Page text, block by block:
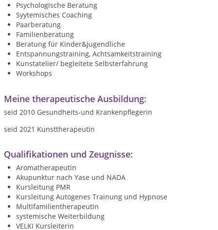
Psychologische Beratung
Syytemisches Coaching
Paarberatung
Familienberatung
Beratung für Kinder&Jugendliche
Entspannungstraining, Achtsamkeitstraining
Kunstatelier/ begleitete Selbsterfahrung
Workshops
Meine therapeutische Ausbildung:
seid 2010 Gesundheits-und Krankenpflegerin
seid 2021 Kunsttherapeutin
Qualifikationen und Zeugnisse:
Aromatherapeutin
Akupunktur nach Yase und NADA
Kursleitung PMR
Kursleitung Autogenes Trainung und Hypnose
Multifamilientherapeutin
systemische Weiterbildung
VELKI Kursleiterin